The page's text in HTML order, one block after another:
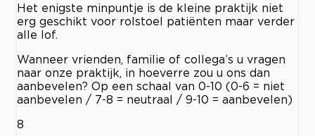
Het enigste minpuntje is de kleine praktijk niet
erg geschikt voor rolstoel patiënten maar verder
alle lof.
Wanneer vrienden, familie of collega’s u vragen
naar onze praktijk, in hoeverre zou u ons dan
aanbevelen? Op een schaal van 0-10 (0-6 = niet
aanbevelen / 7-8 = neutraal / 9-10 = aanbevelen)
8